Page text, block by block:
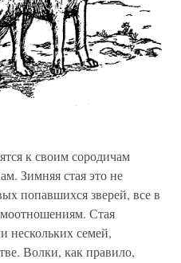
к своим сородичам
Зимняя стая это не
попавшихся зверей, все в
Стая
нескольких семей,
Волки, как правило,